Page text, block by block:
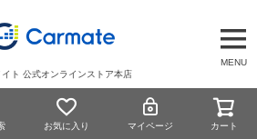
MENU
イト 公式オンラインストア本店
お気に入り マイページ カート